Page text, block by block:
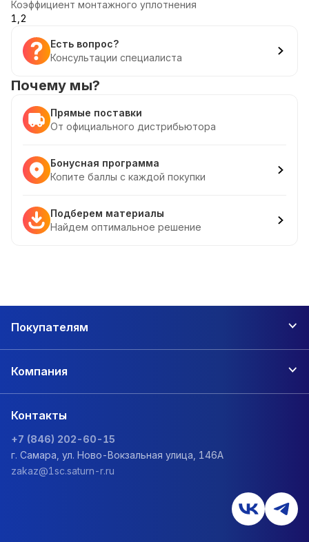
Коэффициент монтажного уплотнения
1,2
Есть вопрос?
Консультации специалиста
Почему мы?
Прямые поставки
От официального дистрибьютора
Бонусная программа
Копите баллы с каждой покупки
Подберем материалы
Найдем оптимальное решение
Покупателям
Компания
Контакты
+7 (846) 202-60-15
г. Самара, ул. Ново-Вокзальная улица, 146А
zakaz@1sc.saturn-r.ru